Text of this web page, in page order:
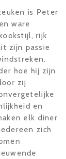
is Peter
ware
rijk
zijn passie
hoe hij zijn
zij
en
elk diner
zich